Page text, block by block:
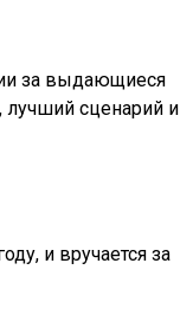
за выдающиеся
сценарий и
и вручается за